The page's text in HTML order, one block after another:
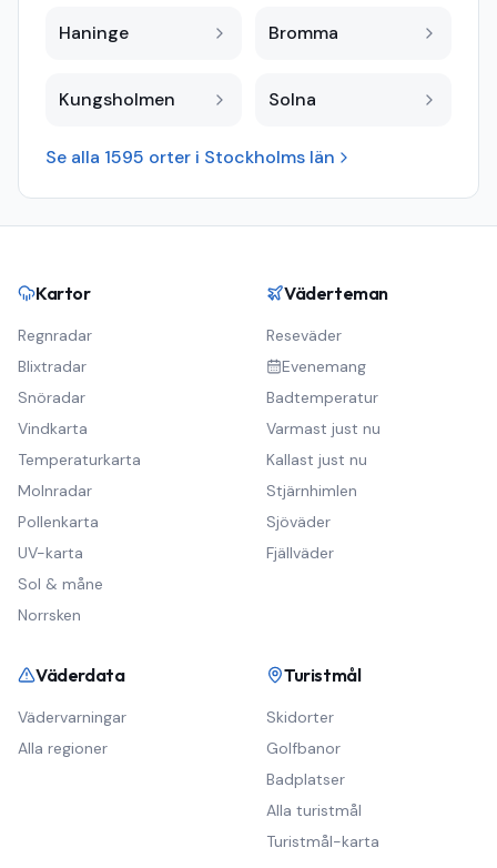
Haninge Bromma
Kungsholmen Solna
Se alla 1595 orter i Stockholms län
Kartor
Regnradar
Blixtradar
Snöradar
Vindkarta
Temperaturkarta
Molnradar
Pollenkarta
UV-karta
Sol & måne
Norrsken
Väderteman
Reseväder
Evenemang
Badtemperatur
Varmast just nu
Kallast just nu
Stjärnhimlen
Sjöväder
Fjällväder
Väderdata
Vädervarningar
Alla regioner
Turistmål
Skidorter
Golfbanor
Badplatser
Alla turistmål
Turistmål-karta